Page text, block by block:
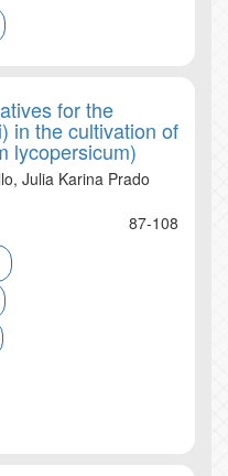
for the
in the cultivation of
lycopersicum)
Julia Karina Prado
87-108